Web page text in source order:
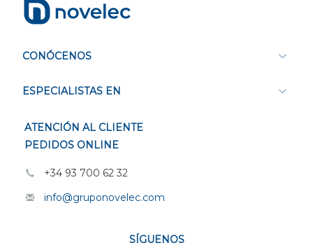
CONÓCENOS
ESPECIALISTAS EN
ATENCIÓN AL CLIENTE
PEDIDOS ONLINE
+34 93 700 62 32
info@gruponovelec.com
SÍGUENOS